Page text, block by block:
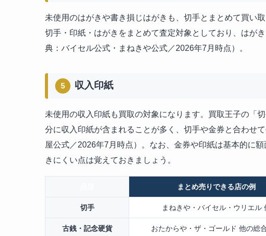
未使用のはがきや書き損じはがきも、切手とまとめて買い
切手・印紙・はがきをまとめて査定対象としており、はが
典：バイセル公式・まねきや公式／2026年7月時点）。
5 収入印紙
未使用の収入印紙も買取の対象になります。買取王子の「
分に収入印紙が含まれることが多く、切手や金券と合わせ
屋公式／2026年7月時点）。なお、金券や印紙は基本的に
きにくい点は覚えておきましょう。
まとめ売りできる店の例
切手 まねきや・バイセル・ウリエル
古銭・記念硬貨 おたからや・ザ・ゴールド 他の総